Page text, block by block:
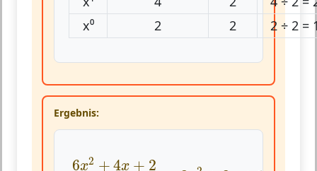
x⁰
2 2 2 ÷ 2 =
Ergebnis:
6x2 + 4x + 2
6 x + x +2